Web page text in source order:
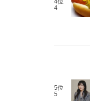
4位
4
5位
5